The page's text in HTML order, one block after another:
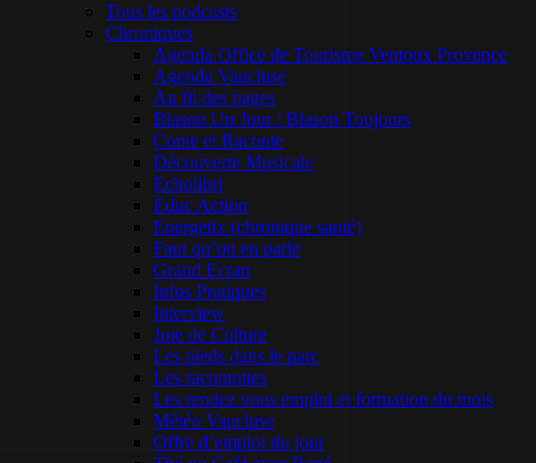
Tous les podcasts
Chroniques
Agenda Office de Tourisme Ventoux Provence
Agenda Vaucluse
Au fil des pages
Blason Un Jour / Blason Toujours
Conte et Raconte
Découverte Musicale
Echolibri
Educ Action
Energetix (chronique santé)
Faut qu’on en parle
Grand Ecran
Infos Pratiques
Interview
Joie de Culture
Les pieds dans le parc
Les racontottes
Les rendez vous emploi et formation du mois
Météo Vaucluse
Offre d’emploi du jour